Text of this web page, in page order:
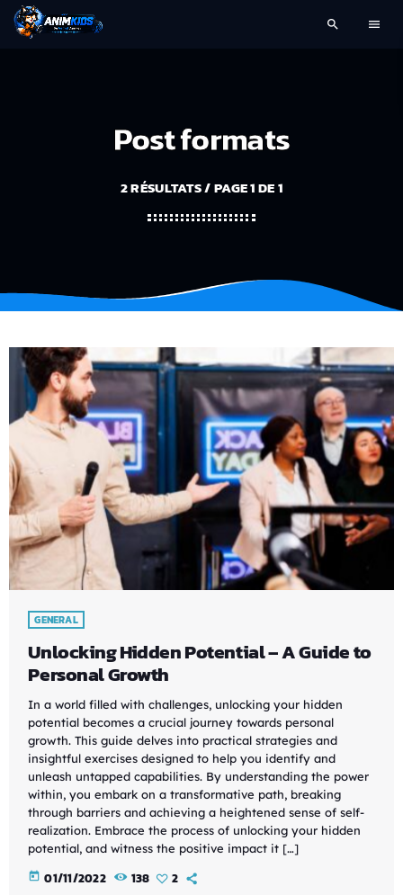
search menu
Post formats
2 RÉSULTATS / PAGE 1 DE 1
GENERAL
Unlocking Hidden Potential – A Guide to
Personal Growth
In a world filled with challenges, unlocking your hidden
potential becomes a crucial journey towards personal
growth. This guide delves into practical strategies and
insightful exercises designed to help you identify and
unleash untapped capabilities. By understanding the power
within, you embark on a transformative path, breaking
through barriers and achieving a heightened sense of self-
realization. Embrace the process of unlocking your hidden
potential, and witness the positive impact it […]
today 01/11/2022 138 2